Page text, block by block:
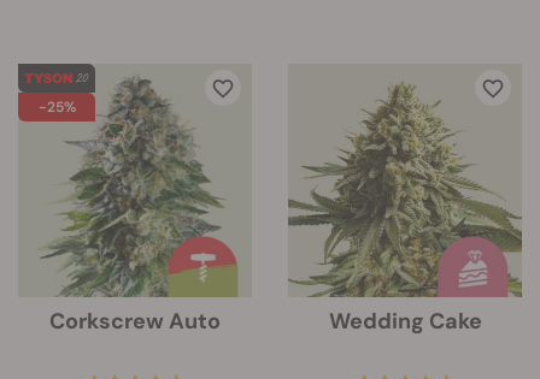
-25%
Corkscrew Auto Wedding Cake